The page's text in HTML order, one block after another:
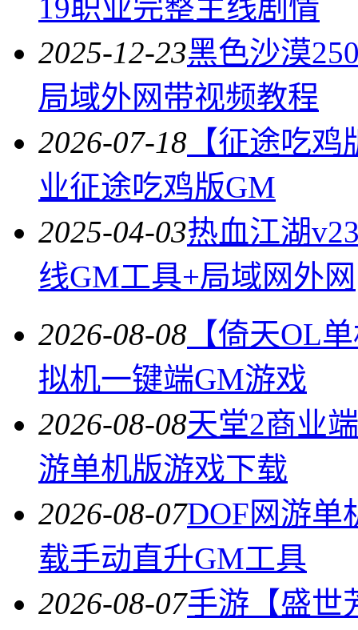
19职业完整主线剧情
2025-12-23黑色沙漠
局域外网带视频教程
2026-07-18 【征途吃
业征途吃鸡版GM
2025-04-03热血江湖
线GM工具+局域网外网
2026-08-08 【倚天OL
拟机一键端GM游戏
2026-08-08天堂2商业
游单机版游戏下载
2026-08-07DOF网游单
载手动直升GM工具
2026-08-07手游【盛世